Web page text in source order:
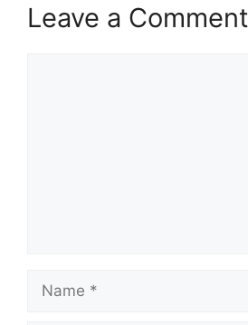
Leave a Comment